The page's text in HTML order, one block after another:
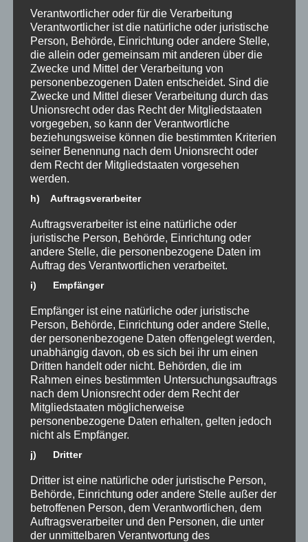
Spendenlauf beim Sportfest am
10.07.2025
03.07.2025
Liebe Eltern und
Erziehungsberechtigte, am
Donnerstag, den 10. Juli 2025, findet
im Rahmen unseres Sportfestes ein
Spendenlauf statt, an dem alle
Schüler*innen unserer Schule...
Fröhlicher Abschied mit
doppeltem Wiedersehen in der
Mathe AG
02.07.2025
Trotz der großen Hitze feierten wir ein
besonders herzliches Abschlussfest in
der MatheAG! Zur Freude aller waren
gleich zwei liebgewonnene Gesichter
dabei: Stipe, unser...
Verantwortlicher oder für die Verarbeitung
Verantwortlicher ist die natürliche oder juristische
Person, Behörde, Einrichtung oder andere Stelle,
die allein oder gemeinsam mit anderen über die
Zwecke und Mittel der Verarbeitung von
personenbezogenen Daten entscheidet. Sind die
Zwecke und Mittel dieser Verarbeitung durch das
Unionsrecht oder das Recht der Mitgliedstaaten
vorgegeben, so kann der Verantwortliche
beziehungsweise können die bestimmten Kriterien
seiner Benennung nach dem Unionsrecht oder
dem Recht der Mitgliedstaaten vorgesehen
werden.
h) Auftragsverarbeiter
Auftragsverarbeiter ist eine natürliche oder
juristische Person, Behörde, Einrichtung oder
andere Stelle, die personenbezogene Daten im
Auftrag des Verantwortlichen verarbeitet.
i) Empfänger
Empfänger ist eine natürliche oder juristische
Person, Behörde, Einrichtung oder andere Stelle,
der personenbezogene Daten offengelegt werden,
unabhängig davon, ob es sich bei ihr um einen
Dritten handelt oder nicht. Behörden, die im
Rahmen eines bestimmten Untersuchungsauftrags
nach dem Unionsrecht oder dem Recht der
Mitgliedstaaten möglicherweise
personenbezogene Daten erhalten, gelten jedoch
nicht als Empfänger.
j) Dritter
Dritter ist eine natürliche oder juristische Person,
Behörde, Einrichtung oder andere Stelle außer der
betroffenen Person, dem Verantwortlichen, dem
Auftragsverarbeiter und den Personen, die unter
der unmittelbaren Verantwortung des